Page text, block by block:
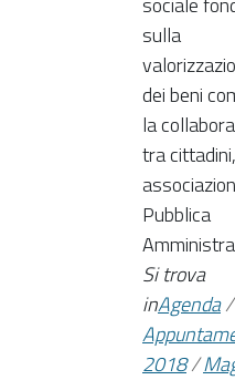
sulla
dei beni
la
tra cittadini,
Pubblica
Si trova
inAgenda/
2018/